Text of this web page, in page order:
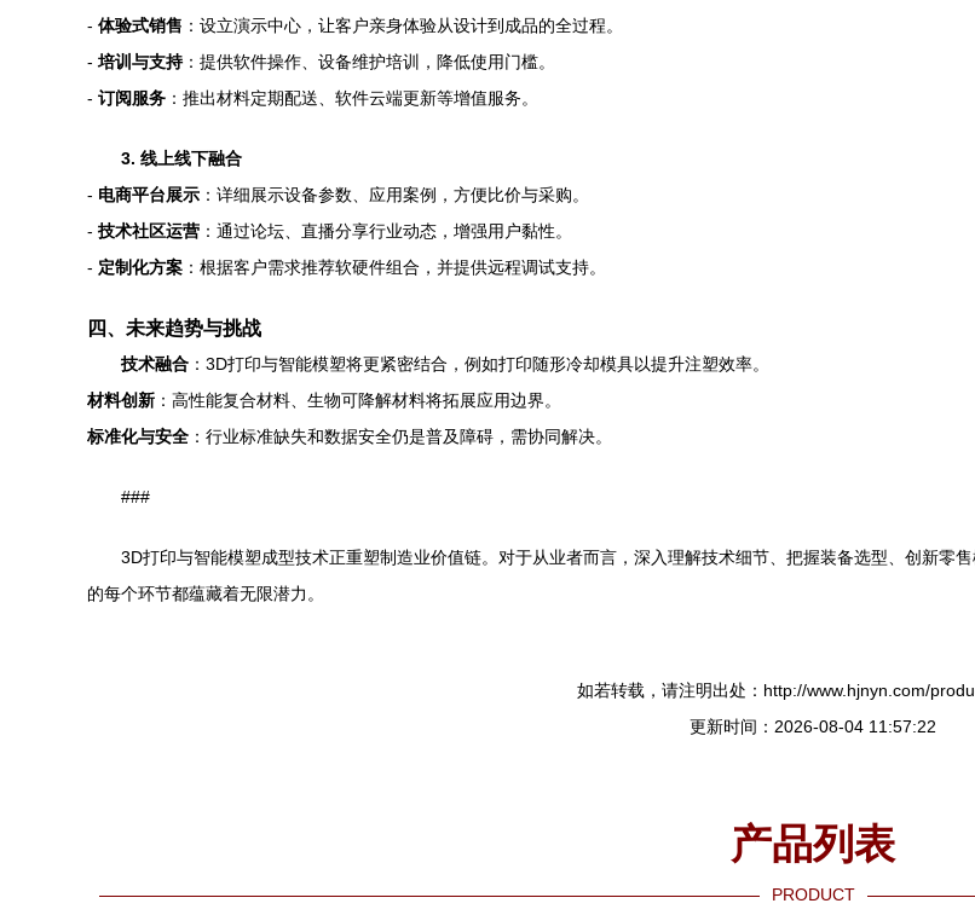
- 体验式销售 ：设立演示中心，让客户亲身体验从设计到成品的全过程。
-培训与支持：提供软件操作、设备维护培训，降低使用门槛。
- 订阅服务 ：推出材料定期配送、软件云端更新等增值服务。
3. 线上线下融合
- 电商平台展示 ：详细展示设备参数、应用案例，方便比价与采购。
- 技术社区运营 ：通过论坛、直播分享行业动态，增强用户黏性。
- 定制化方案 ：根据客户需求推荐软硬件组合，并提供远程调试支持。
四、未来趋势与挑战
技术融合 ：3D打印与智能模塑将更紧密结合，例如打印随形冷却模具以提升注塑效率。
材料创新 ：高性能复合材料、生物可降解材料将拓展应用边界。
标准化与安全 ：行业标准缺失和数据安全仍是普及障碍，需协同解决。
###
3D打印与智能模塑成型技术正重塑制造业价值链。对于从业者而言，深入理解技术细节、把握装备选型、创新零
的每个环节都蕴藏着无限潜力。
如若转载，请注明出处：http://www.hjnyn.com/
更新时间：2026-08-04 11:57:22
产品列表
PRODUCT